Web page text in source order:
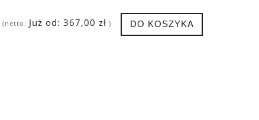
(netto: Już od:367,00 zł ) DO KOSZYKA